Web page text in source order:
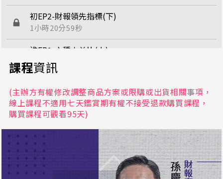
初EP2-財報領先指標(下)
1小時20分59秒
進EP1-六種本益比(上)
1小時37分20秒
1小時25分41秒
進EP2-股價淨值比(上)
51分32秒
進EP2-股價淨值比(中)
49分5秒
課程資訊
(主辦方有權修改調整商品方案或限購或出貨相關事項，
線上課程不適用七天鑑賞期有權不接受退款購買課程，
購買課程可觀看95天)